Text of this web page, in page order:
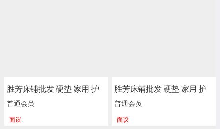
胜芳床铺批发 硬垫 家用 护
脊 独立 床垫 床褥子 弹簧垫
软垫 单人床垫 双人垫 学生
普通会员
面议
胜芳床铺批发 硬垫 家用 护
脊 独立 床垫 床褥子 弹簧垫
软垫 单人床垫 双人垫 学生
普通会员
面议